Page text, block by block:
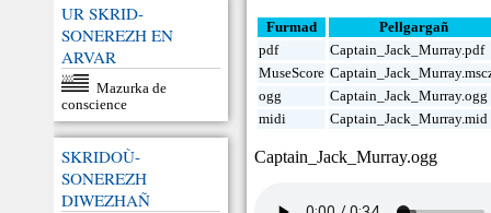
UR SKRID-
SONEREZH EN
ARVAR
Mazurka de
conscience
SKRIDOÙ-
SONEREZH
DIWEZHAÑ
Furmad
Pellgargañ
pdf
Captain_Jack_Murray.pdf
MuseScore
ogg
Captain_Jack_Murray.ogg
midi
Captain_Jack_Murray.mid
Captain_Jack_Murray.ogg